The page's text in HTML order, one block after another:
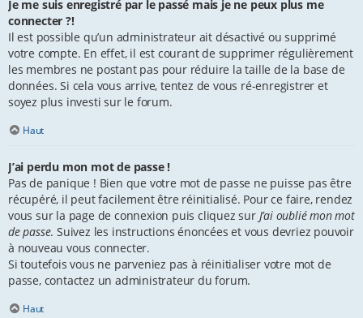
Je me suis enregistré par le passé mais je ne peux plus me
connecter ?!
Il est possible qu’un administrateur ait désactivé ou supprimé
votre compte. En effet, il est courant de supprimer régulièrement
les membres ne postant pas pour réduire la taille de la base de
données. Si cela vous arrive, tentez de vous ré-enregistrer et
soyez plus investi sur le forum.
Haut
J’ai perdu mon mot de passe !
Pas de panique ! Bien que votre mot de passe ne puisse pas être
récupéré, il peut facilement être réinitialisé. Pour ce faire, rendez
vous sur la page de connexion puis cliquez sur J’ai oublié mon mot
de passe. Suivez les instructions énoncées et vous devriez pouvoir
à nouveau vous connecter.
Si toutefois vous ne parveniez pas à réinitialiser votre mot de
passe, contactez un administrateur du forum.
Haut